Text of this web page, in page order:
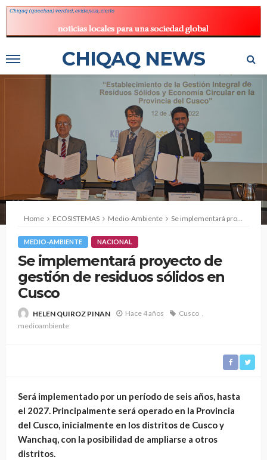
CHIQAQ NEWS
Home ECOSISTEMAS Medio-Ambiente Se implementará proyecto de gestión de residuos sólidos en Cusco
MEDIO-AMBIENTE NACIONAL
Se implementará proyecto de
gestión de residuos sólidos en
Cusco
HELEN QUIROZ PINAN Hace 4 años
Cusco
medioambiente
Será implementado por un período de seis años, hasta
el 2027. Principalmente será operado en la Provincia
del Cusco, inicialmente en los distritos de Cusco y
Wanchaq, con la posibilidad de ampliarse a otros
distritos.